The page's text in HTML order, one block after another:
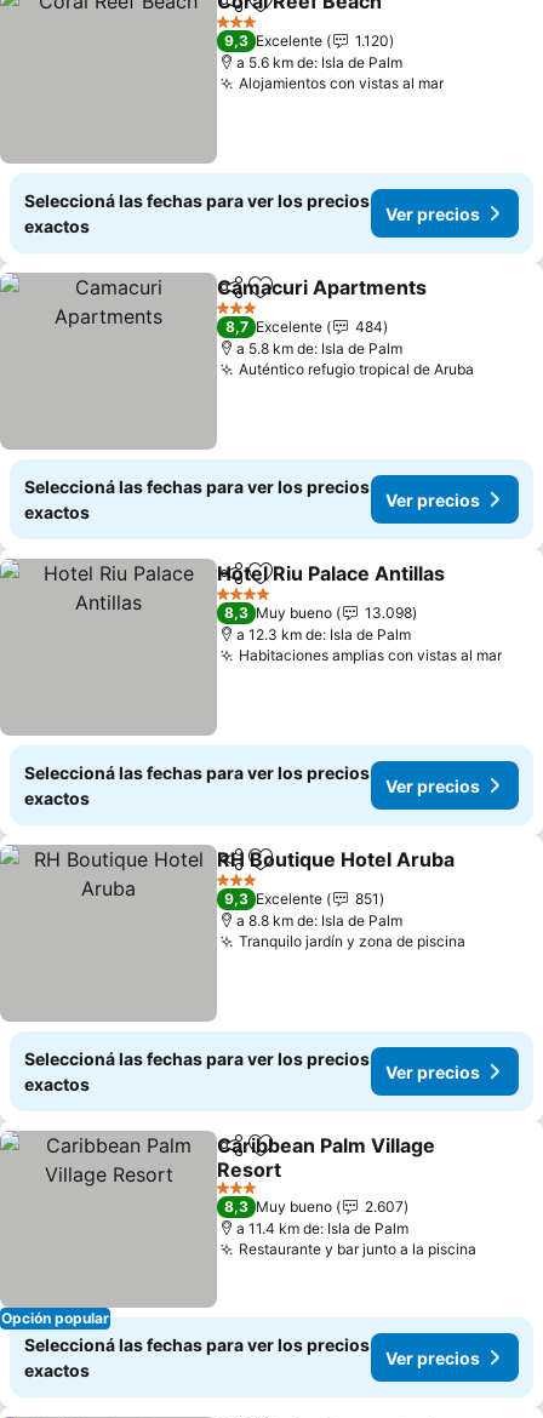
CompartirAñadir a favoritos
3 Estrellas
9,3 Excelente
1.120
a 5.6 km de: Isla de Palm
Alojamientos con vistas al mar
Seleccioná las fechas para ver los precios
exactos
Ver precios
CompartirAñadir a favoritos
Camacuri Apartments
3 Estrellas
8,7 Excelente
484
a 5.8 km de: Isla de Palm
Auténtico refugio tropical de Aruba
Seleccioná las fechas para ver los precios
exactos
Ver precios
CompartirAñadir a favoritos
Hotel Riu Palace Antillas
4 Estrellas
8,3 Muy bueno
13.098
a 12.3 km de: Isla de Palm
Habitaciones amplias con vistas al mar
Seleccioná las fechas para ver los precios
exactos
Ver precios
CompartirAñadir a favoritos
RH Boutique Hotel Aruba
3 Estrellas
9,3 Excelente
851
a 8.8 km de: Isla de Palm
Tranquilo jardín y zona de piscina
Seleccioná las fechas para ver los precios
exactos
Ver precios
Opción popular
CompartirAñadir a favoritos
Caribbean Palm Village
Resort
3 Estrellas
8,3 Muy bueno
2.607
a 11.4 km de: Isla de Palm
Restaurante y bar junto a la piscina
Seleccioná las fechas para ver los precios
exactos
Ver precios